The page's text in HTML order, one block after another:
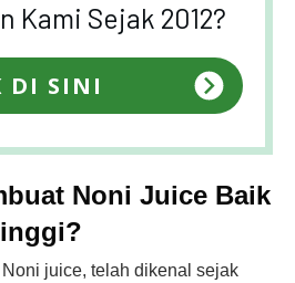
Kami Sejak 2012?
DI SINI
Noni Juice Baik
juice, telah dikenal sejak